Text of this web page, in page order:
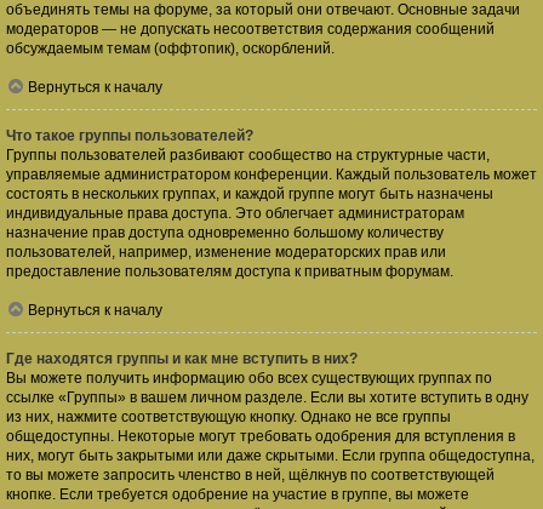
объединять темы на форуме, за который они отвечают. Основные задачи
модераторов — не допускать несоответствия содержания сообщений
обсуждаемым темам (оффтопик), оскорблений.
Вернуться к началу
Что такое группы пользователей?
Группы пользователей разбивают сообщество на структурные части,
управляемые администратором конференции. Каждый пользователь может
состоять в нескольких группах, и каждой группе могут быть назначены
индивидуальные права доступа. Это облегчает администраторам
назначение прав доступа одновременно большому количеству
пользователей, например, изменение модераторских прав или
предоставление пользователям доступа к приватным форумам.
Вернуться к началу
Где находятся группы и как мне вступить в них?
Вы можете получить информацию обо всех существующих группах по
ссылке «Группы» в вашем личном разделе. Если вы хотите вступить в одну
из них, нажмите соответствующую кнопку. Однако не все группы
общедоступны. Некоторые могут требовать одобрения для вступления в
них, могут быть закрытыми или даже скрытыми. Если группа общедоступна,
то вы можете запросить членство в ней, щёлкнув по соответствующей
кнопке. Если требуется одобрение на участие в группе, вы можете